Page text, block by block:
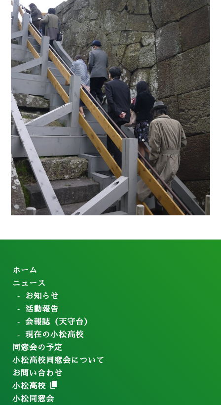
ホーム
ニュース
お知らせ
活動報告
会報誌（天守台）
現在の小松高校
同窓会の予定
小松高校同窓会について
お問い合わせ
小松高校
小松同窓会